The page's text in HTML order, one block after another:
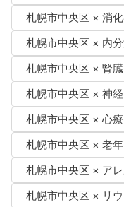
札幌市中央区 × 消
札幌市中央区 × 内
札幌市中央区 × 腎
札幌市中央区 × 神
札幌市中央区 × 心
札幌市中央区 × 老
札幌市中央区 × ア
札幌市中央区 × リ